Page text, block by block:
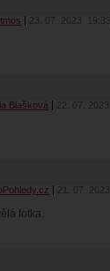
23. 07. 2023 19:33
Blašková 22. 07. 2023
21. 07. 2023
fotka.